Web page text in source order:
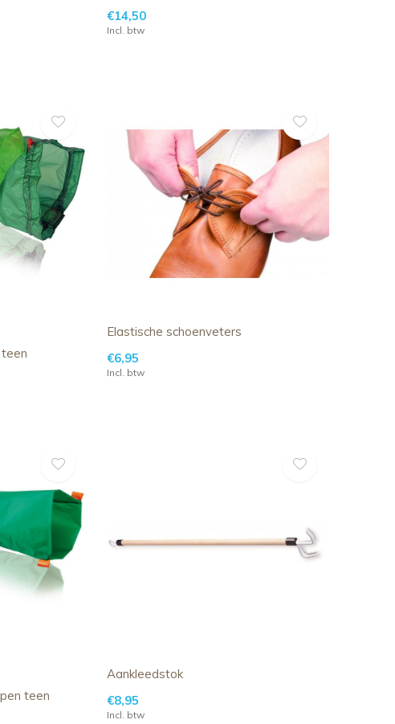
€14,50
Incl. btw
Elastische schoenveters
€6,95
Incl. btw
teen
Aankleedstok
€8,95
Incl. btw